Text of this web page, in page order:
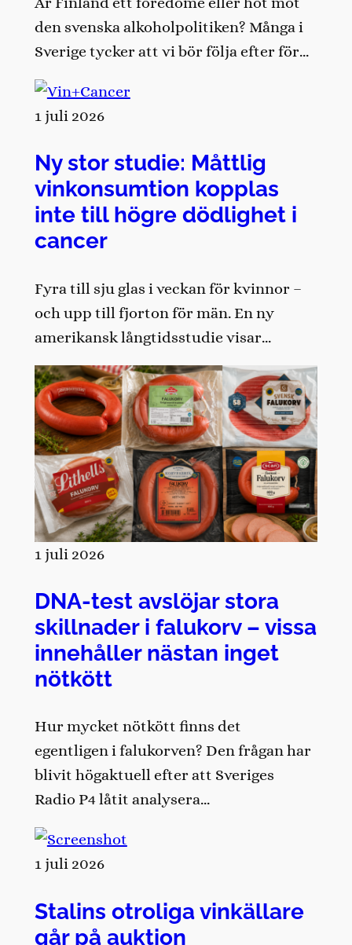
den svenska alkoholpolitiken? Många i
Sverige tycker att vi bör följa efter för…
1 juli 2026
Ny stor studie: Måttlig
vinkonsumtion kopplas
inte till högre dödlighet i
cancer
Fyra till sju glas i veckan för kvinnor –
och upp till fjorton för män. En ny
amerikansk långtidsstudie visar…
1 juli 2026
DNA-test avslöjar stora
skillnader i falukorv – vissa
innehåller nästan inget
nötkött
Hur mycket nötkött finns det
egentligen i falukorven? Den frågan har
blivit högaktuell efter att Sveriges
Radio P4 låtit analysera…
1 juli 2026
Stalins otroliga vinkällare
går på auktion